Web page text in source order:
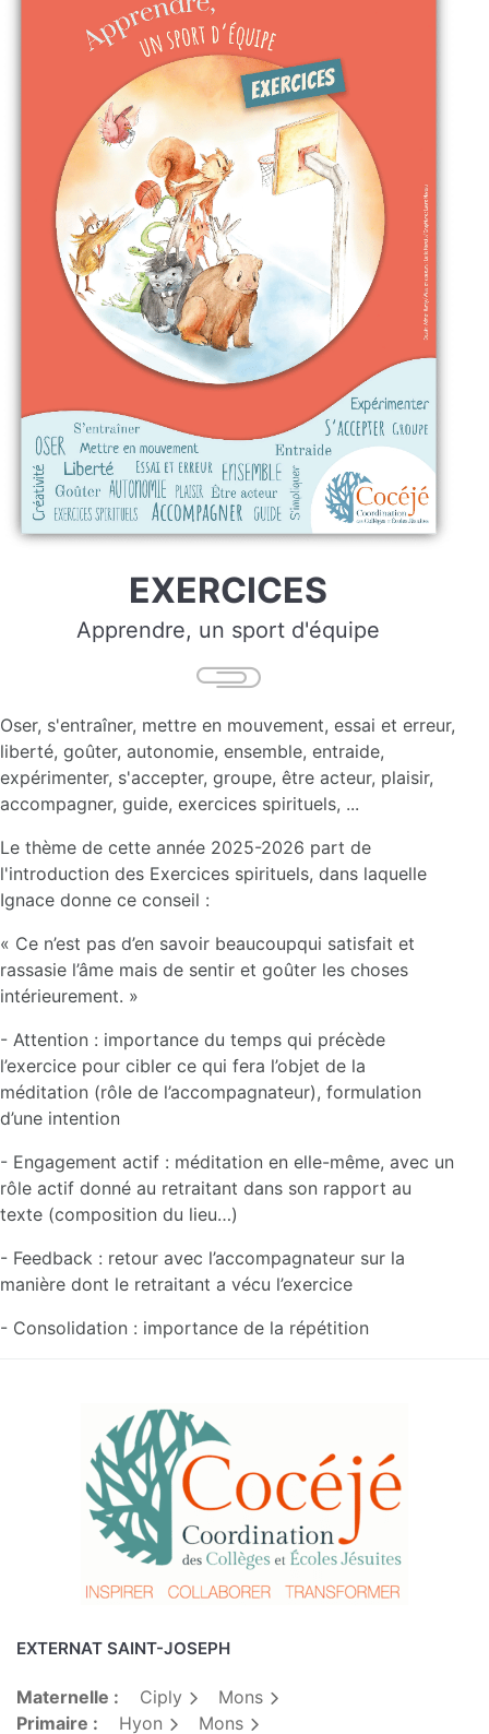
EXERCICES
Apprendre, un sport d'équipe
Oser, s'entraîner, mettre en mouvement, essai et erreur,
liberté, goûter, autonomie, ensemble, entraide,
expérimenter, s'accepter, groupe, être acteur, plaisir,
accompagner, guide, exercices spirituels, ...
Le thème de cette année 2025-2026 part de
l'introduction des Exercices spirituels, dans laquelle
Ignace donne ce conseil :
« Ce n’est pas d’en savoir beaucoupqui satisfait et
rassasie l’âme mais de sentir et goûter les choses
intérieurement. »
- Attention : importance du temps qui précède
l’exercice pour cibler ce qui fera l’objet de la
méditation (rôle de l’accompagnateur), formulation
d’une intention
- Engagement actif : méditation en elle-même, avec un
rôle actif donné au retraitant dans son rapport au
texte (composition du lieu…)
- Feedback : retour avec l’accompagnateur sur la
manière dont le retraitant a vécu l’exercice
- Consolidation : importance de la répétition
EXTERNAT SAINT-JOSEPH
Maternelle : Ciply
Mons
Primaire :
Hyon Mons